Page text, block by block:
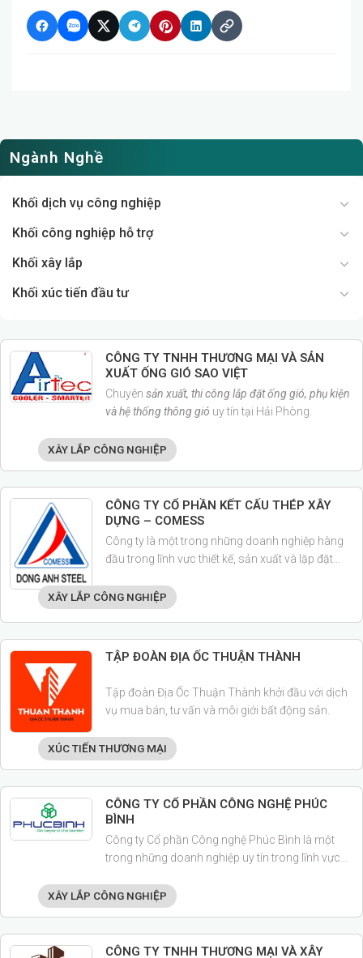
Ngành Nghề
Khối dịch vụ công nghiệp
Khối công nghiệp hỗ trợ
Khối xây lắp
Khối xúc tiến đầu tư
CÔNG TY TNHH THƯƠNG MẠI VÀ SẢN
XUẤT ỐNG GIÓ SAO VIỆT
XÂY LẮP CÔNG NGHIỆP
Chuyên sản xuất, thi công lắp đặt ống gió, phụ kiện
và hệ thống thông gió uy tín tại Hải Phòng.
CÔNG TY CỔ PHẦN KẾT CẤU THÉP XÂY
DỰNG – COMESS
XÂY LẮP CÔNG NGHIỆP
Công ty là một trong những doanh nghiệp hàng
đầu trong lĩnh vực thiết kế, sản xuất và lặp đặt
thủy công và các kết cấu phi tiểu chuẩn cho
ngành công nghiệp.
TẬP ĐOÀN ĐỊA ỐC THUẬN THÀNH
XÚC TIẾN THƯƠNG MẠI
Tập đoàn Địa Ốc Thuận Thành khởi đầu với dịch
vụ mua bán, tư vấn và môi giới bất động sản.
CÔNG TY CỔ PHẦN CÔNG NGHỆ PHÚC
BÌNH
XÂY LẮP CÔNG NGHIỆP
Công ty Cổ phần Công nghệ Phúc Bình là một
trong những doanh nghiệp uy tín trong lĩnh vực
ninh – an toàn, hạ tầng điện nhẹ (ELV), cơ điện và
phòng cháy chữa cháy.
CÔNG TY TNHH THƯƠNG MẠI VÀ XÂY